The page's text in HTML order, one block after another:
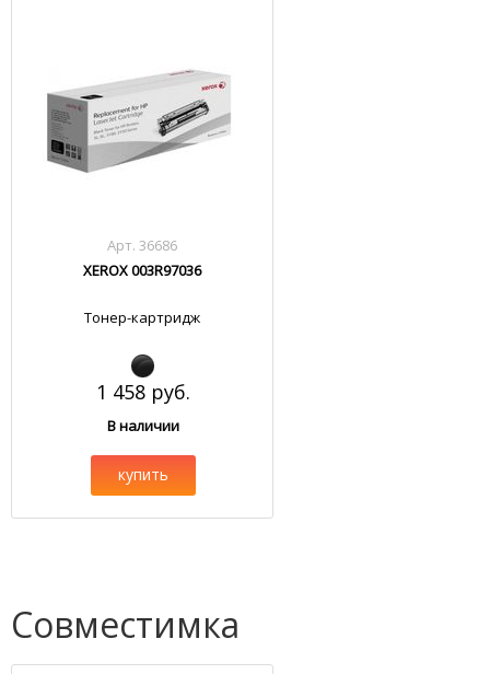
Арт. 36686
XEROX 003R97036
Тонер-картридж
1 458 руб.
В наличии
купить
Совместимка